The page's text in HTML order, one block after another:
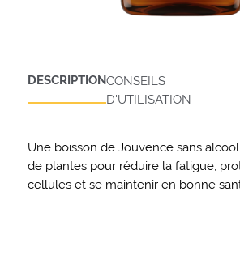
DESCRIPTIONCONSEILS
D'UTILISATION
Une boisson de Jouvence sans
de plantes pour réduire la fatigue,
cellules et se maintenir en bonne